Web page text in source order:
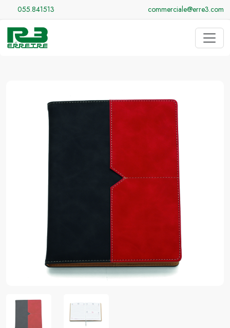
055.841513 commerciale@erre3.com